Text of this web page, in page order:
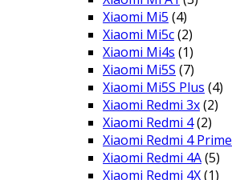
Xiaomi Mi5 (4)
Xiaomi Mi5c(2)
Xiaomi Mi4s (1)
Xiaomi Mi5S (7)
Xiaomi Mi5S Plus (4)
Xiaomi Redmi 3x(2)
Xiaomi Redmi 4(2)
Xiaomi Redmi 4 Prime
Xiaomi Redmi 4A(5)
Xiaomi Redmi 4X(1)